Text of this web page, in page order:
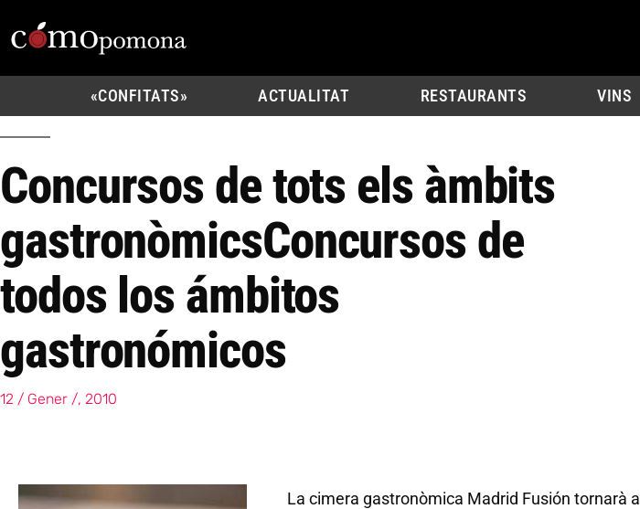
«CONFITATS» ACTUALITAT RESTAURANTS VINS
Concursos de tots els àmbits
gastronòmicsConcursos de
todos los ámbitos
gastronómicos
12 / Gener /, 2010
La cimera gastronòmica Madrid Fusión tornarà a